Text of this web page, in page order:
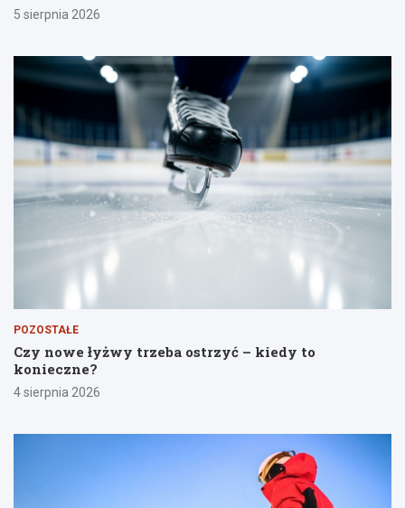
5 sierpnia 2026
POZOSTAŁE
Czy nowe łyżwy trzeba ostrzyć – kiedy to
konieczne?
4 sierpnia 2026